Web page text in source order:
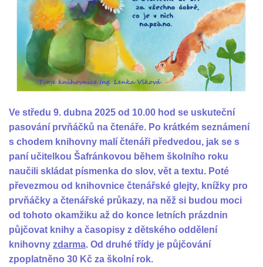
Ve středu 9. dubna 2025 od 10.00 hod se uskuteční
pasování prvňáčků na čtenáře. Po krátkém seznámení
s chodem knihovny malí čtenáři předvedou, jak se s
paní učitelkou Šafránkovou během školního roku
naučili skládat písmenka do slov, vět a textu. Poté
převezmou od knihovnice čtenářské glejty, knížky pro
prvňáčky a čtenářské průkazy, na něž si budou moci
od tohoto okamžiku až do konce letních prázdnin
půjčovat knihy a časopisy z dětského oddělení
knihovny zdarma. Od druhé třídy je půjčování
zpoplatněno 30 Kč za školní rok.